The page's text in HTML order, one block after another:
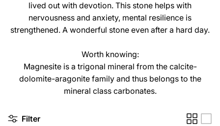
lived out with devotion. This stone helps with
nervousness and anxiety, mental resilience is
strengthened. A wonderful stone even after a hard day.
Worth knowing:
Magnesite is a trigonal mineral from the calcite-
dolomite-aragonite family and thus belongs to the
mineral class carbonates.
Filter